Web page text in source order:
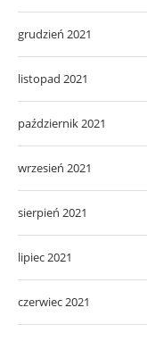
grudzień 2021
listopad 2021
październik 2021
wrzesień 2021
sierpień 2021
lipiec 2021
czerwiec 2021